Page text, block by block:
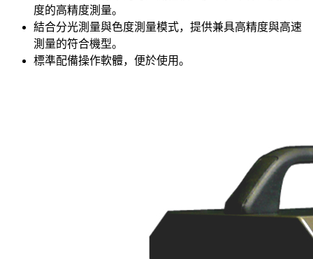
度的高精度測量。
結合分光測量與色度測量模式，提供兼具高精度與高速
測量的符合機型。
標準配備操作軟體，便於使用。